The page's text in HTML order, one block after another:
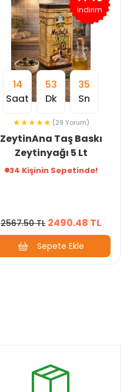
indirim
14
Saat
53
Dk
34
Sn
(29 Yorum)
ZeytinAna Taş Baskı
Zeytinyağı 5 Lt
34 Kişinin Sepetinde!
2567.50 TL 2490.48 TL
Sepete Ekle